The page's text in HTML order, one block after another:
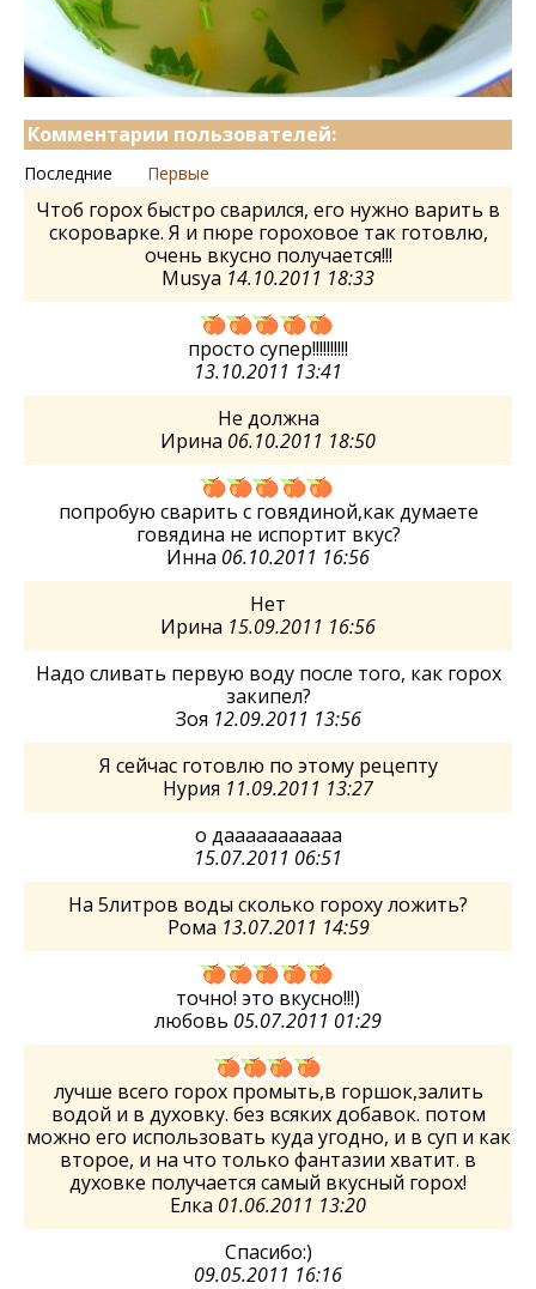
Комментарии пользователей:
Последние Первые
Чтоб горох быстро сварился, его нужно варить в
скороварке. Я и пюре гороховое так готовлю,
очень вкусно получается!!!
Musya 14.10.2011 18:33
просто супер!!!!!!!!!!
13.10.2011 13:41
Не должна
Ирина 06.10.2011 18:50
попробую сварить с говядиной,как думаете
говядина не испортит вкус?
Инна 06.10.2011 16:56
Нет
Ирина 15.09.2011 16:56
Надо сливать первую воду после того, как горох
закипел?
Зоя 12.09.2011 13:56
Я сейчас готовлю по этому рецепту
Нурия 11.09.2011 13:27
о дааааааааааа
15.07.2011 06:51
На 5литров воды сколько гороху ложить?
Рома 13.07.2011 14:59
точно! это вкусно!!!)
любовь 05.07.2011 01:29
лучше всего горох промыть,в горшок,залить
водой и в духовку. без всяких добавок. потом
можно его использовать куда угодно, и в суп и как
второе, и на что только фантазии хватит. в
духовке получается самый вкусный горох!
Елка 01.06.2011 13:20
Спасибо:)
09.05.2011 16:16